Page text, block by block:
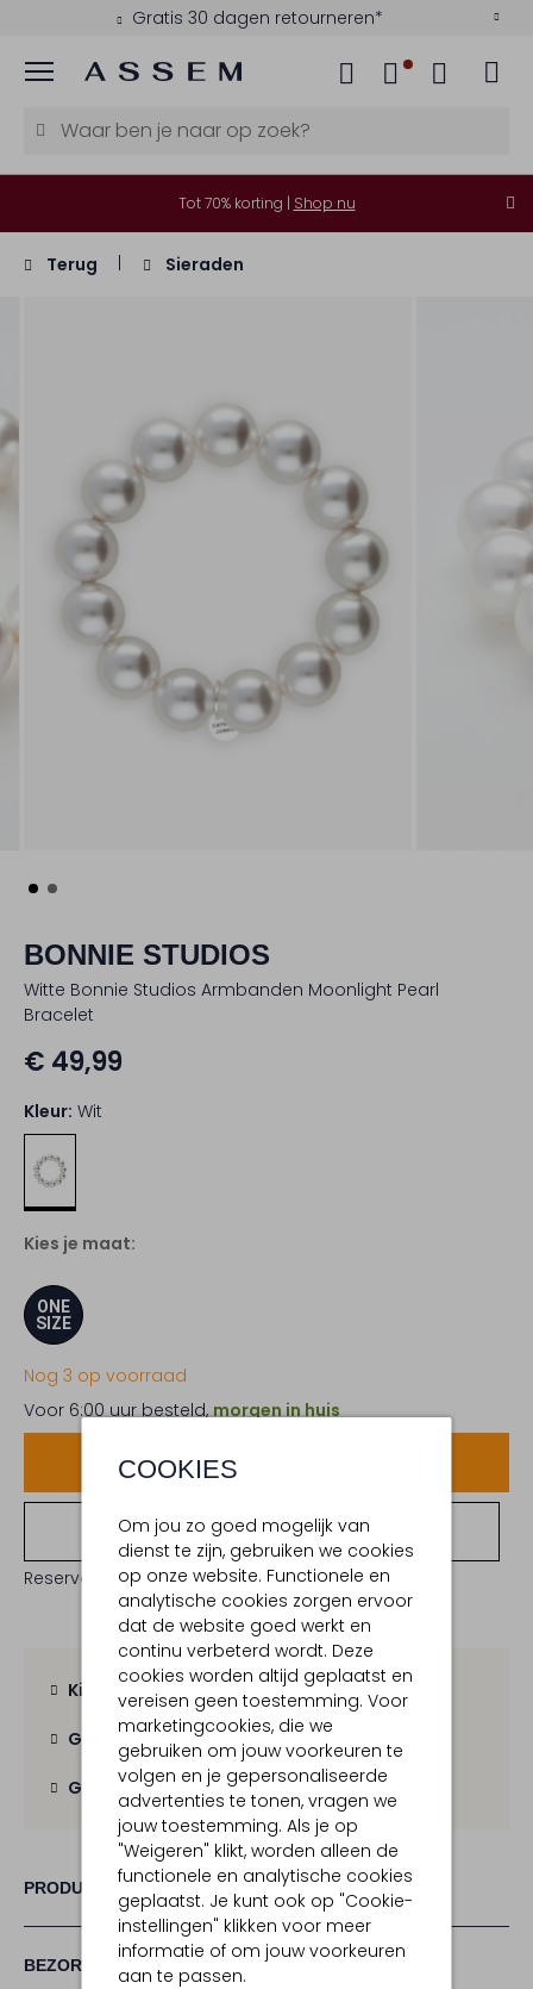
Gratis 30 dagen retourneren*
Menu
COOKIES
Om jou zo goed mogelijk van
dienst te zijn, gebruiken we cookies
op onze website. Functionele en
analytische cookies zorgen ervoor
dat de website goed werkt en
continu verbeterd wordt. Deze
cookies worden altijd geplaatst en
vereisen geen toestemming. Voor
marketingcookies, die we
gebruiken om jouw voorkeuren te
volgen en je gepersonaliseerde
advertenties te tonen, vragen we
jouw toestemming. Als je op
"Weigeren" klikt, worden alleen de
functionele en analytische cookies
geplaatst. Je kunt ook op "Cookie-
instellingen" klikken voor meer
informatie of om jouw voorkeuren
aan te passen.
Tot 70% korting | Shop nu
Terug Sieraden
BONNIE STUDIOS
Witte Bonnie Studios Armbanden Moonlight Pearl
Bracelet
€ 49,99
Kleur: Wit
Kies je maat:
ONE
SIZE
Nog 3 op voorraad
Voor 6:00 uur besteld, morgen in huis
Voeg toe
Bekijk winkelvoorraad
Reserveer direct in een van onze 19 boutiques
Kies zelf je bezorgmoment
Gratis verzending vanaf € 100,-
Gratis retourbinnen 30 dagen
PRODUCT INFORMATIE
BEZORGEN & RETOURNEREN